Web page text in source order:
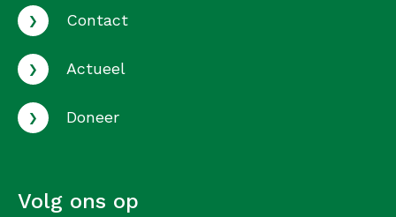
› Contact
› Actueel
› Doneer
Volg ons op